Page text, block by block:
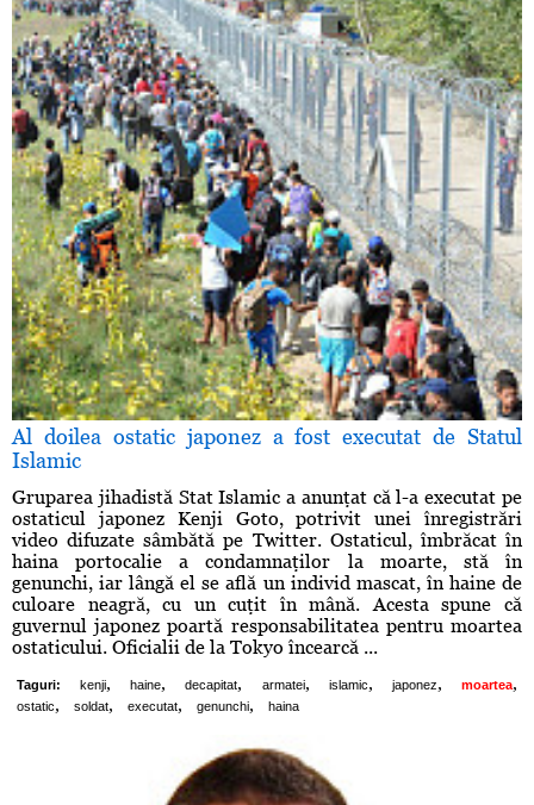
Al doilea ostatic japonez a fost executat de Statul
Islamic
Gruparea jihadistă Stat Islamic a anunţat că l-a executat pe
ostaticul japonez Kenji Goto, potrivit unei înregistrări
video difuzate sâmbătă pe Twitter. Ostaticul, îmbrăcat în
haina portocalie a condamnaţilor la moarte, stă în
genunchi, iar lângă el se află un individ mascat, în haine de
culoare neagră, cu un cuţit în mână. Acesta spune că
guvernul japonez poartă responsabilitatea pentru moartea
ostaticului. Oficialii de la Tokyo încearcă ...
Taguri: kenji, haine, decapitat, armatei, islamic, japonez, moartea,
ostatic, soldat, executat, genunchi, haina